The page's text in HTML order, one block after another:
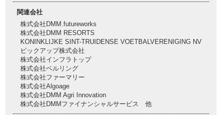
関連会社
株式会社DMM.futureworks
株式会社DMM RESORTS
KONINKLIJKE SINT-TRUIDENSE VOETBALVERENIGING NV
ピックアップ株式会社
株式会社インフラトップ
株式会社ベルリング
株式会社ファーマリー
株式会社Algoage
株式会社DMM Agri Innovation
株式会社DMMファイナンシャルサービス 他